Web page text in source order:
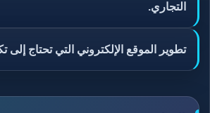
التجاري.
تطوير الموقع الإلكتروني التي تحتاج إلى